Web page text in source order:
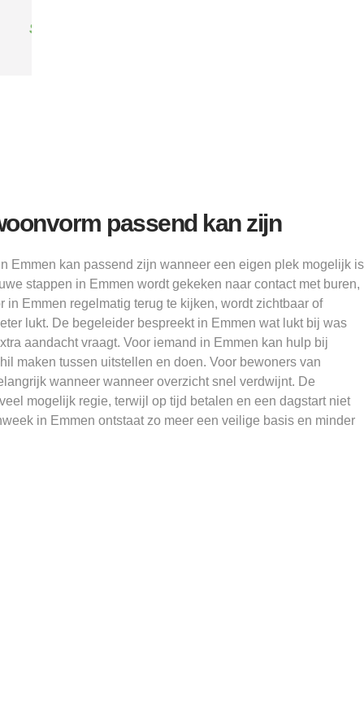
passend kan zijn
Emmen kan passend zijn wanneer een eigen plek mogelijk is
stappen in Emmen wordt gekeken naar contact met buren,
in Emmen regelmatig terug te kijken, wordt zichtbaar of
lukt. De begeleider bespreekt in Emmen wat lukt bij was
aandacht vraagt. Voor iemand in Emmen kan hulp bij
maken tussen uitstellen en doen. Voor bewoners van
wanneer wanneer overzicht snel verdwijnt. De
mogelijk regie, terwijl op tijd betalen en een dagstart niet
in Emmen ontstaat zo meer een veilige basis en minder